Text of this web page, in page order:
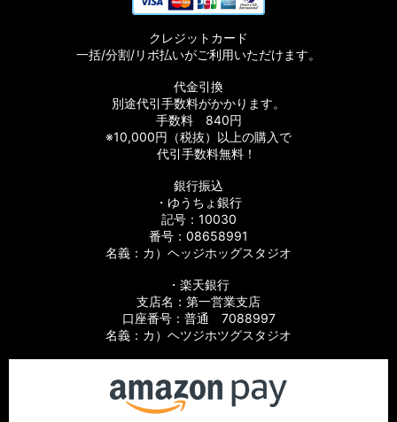
クレジットカード
一括/分割/リボ払いがご利用いただけます。
代金引換
別途代引手数料がかかります。
手数料 840円
※10,000円（税抜）以上の購入で
代引手数料無料！
銀行振込
・ゆうちょ銀行
記号：10030
番号：08658991
名義：カ）ヘッジホッグスタジオ
・楽天銀行
支店名：第一営業支店
口座番号：普通 7088997
名義：カ）ヘツジホツグスタジオ